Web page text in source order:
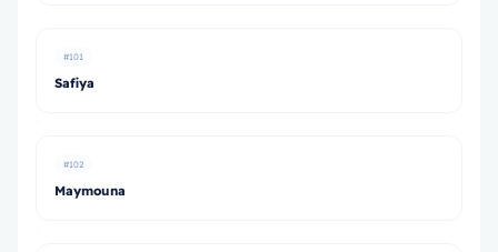
#101
Safiya
#102
Maymouna